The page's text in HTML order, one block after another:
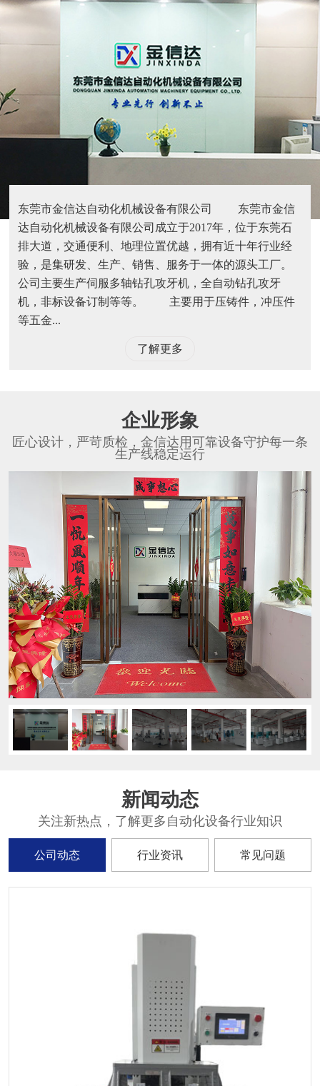
东莞市金信达自动化机械设备有限公司 东莞市金信
达自动化机械设备有限公司成立于2017年，位于东莞石
排大道，交通便利、地理位置优越，拥有近十年行业经
验，是集研发、生产、销售、服务于一体的源头工厂。
公司主要生产伺服多轴钻孔攻牙机，全自动钻孔攻牙
机，非标设备订制等等。 主要用于压铸件，冲压件
等五金...
了解更多
企业形象
匠心设计，严苛质检，金信达用可靠设备守护每一条
生产线稳定运行
新闻动态
关注新热点，了解更多自动化设备行业知识
公司动态 行业资讯 常见问题